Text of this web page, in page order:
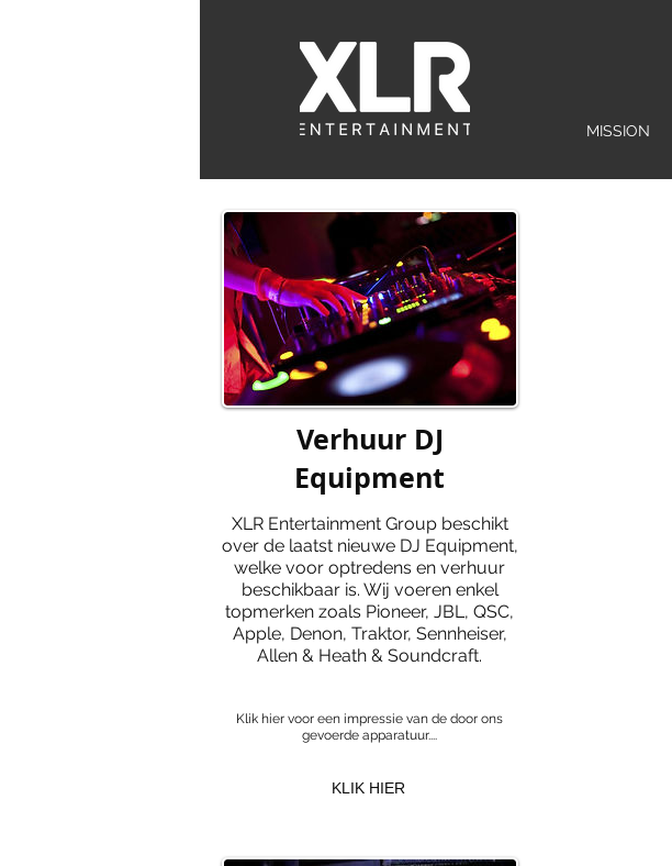
MISSION
Rental
Verhuur DJ
Equipment
XLR Entertainment Group beschikt
over de laatst nieuwe DJ Equipment,
welke voor optredens en verhuur
beschikbaar is. Wij voeren enkel
topmerken zoals Pioneer, JBL, QSC,
Apple, Denon, Traktor, Sennheiser,
Allen & Heath & Soundcraft.
Klik hier voor een impressie van de door ons
gevoerde apparatuur....
KLIK HIER